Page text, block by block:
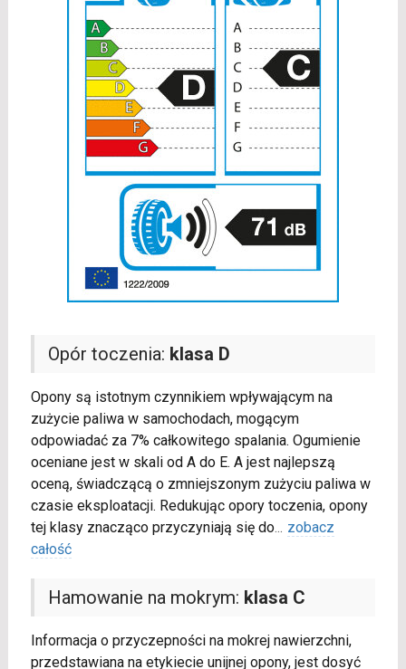
Opór toczenia: klasa D
Opony są istotnym czynnikiem wpływającym na
zużycie paliwa w samochodach, mogącym
odpowiadać za 7% całkowitego spalania. Ogumienie
oceniane jest w skali od A do E. A jest najlepszą
oceną, świadczącą o zmniejszonym zużyciu paliwa w
czasie eksploatacji. Redukując opory toczenia, opony
tej klasy znacząco przyczyniają się do... zobacz
całość
Hamowanie na mokrym: klasa C
Informacja o przyczepności na mokrej nawierzchni,
przedstawiana na etykiecie unijnej opony, jest dosyć